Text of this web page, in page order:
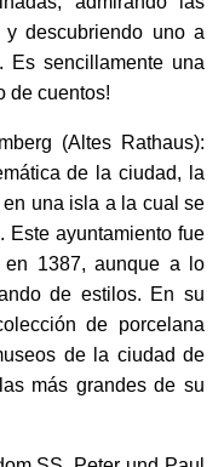
descubriendo uno a
Es sencillamente una
de cuentos!
de la ciudad, la
una isla a la cual se
Este ayuntamiento fue
en 1387, aunque a lo
de estilos. En su
de porcelana
de la ciudad de
más grandes de su